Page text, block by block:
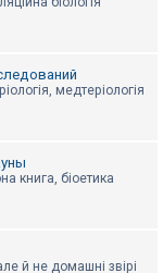
медтеріологія
книга, біоетика
й не домашні звірі